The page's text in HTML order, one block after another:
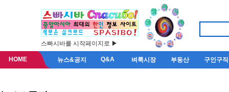
스빠시바를 시작페이지로 ▶
HOME 뉴스&공지 Q&A 벼룩시장 부동산 구인구직